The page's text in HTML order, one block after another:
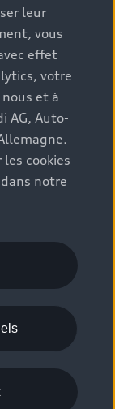
leur
vous
effet
votre
et à
AG, Auto-
cookies
notre